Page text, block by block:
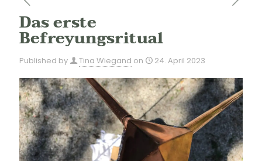
Das erste
Befreyungsritual
Published by Tina Wiegand on 24. April 2023